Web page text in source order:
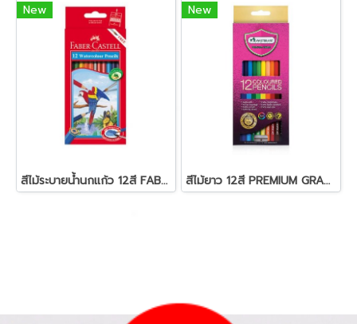
New
สีไม้ระบายน้ำนกแก้ว 12สี FABER-CASTELL
New
สีไม้ยาว 12สี PREMIUM GRADE MASTER-ART